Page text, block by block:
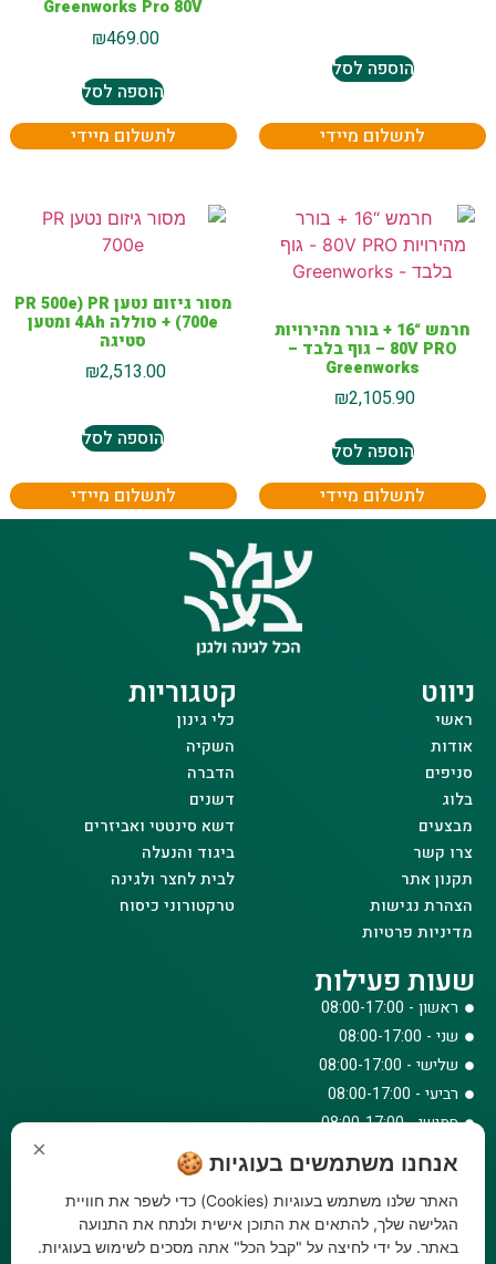
הוספה לסל
לתשלום מיידי
Greenworks Pro 80V
₪469.00
הוספה לסל
לתשלום מיידי
חרמש “16 + בורר מהירויות
80V PRO – גוף בלבד –
Greenworks
₪2,105.90
הוספה לסל
לתשלום מיידי
מסור גיזום נטען PR 500e) PR
700e) + סוללה 4Ah ומטען
סטיגה
₪2,513.00
הוספה לסל
לתשלום מיידי
ניווט
ראשי
אודות
סניפים
בלוג
מבצעים
צרו קשר
תקנון אתר
הצהרת נגישות
מדיניות פרטיות
קטגוריות
כלי גינון
השקיה
הדברה
דשנים
דשא סינטטי ואביזרים
ביגוד והנעלה
לבית לחצר ולגינה
טרקטורוני כיסוח
שעות פעילות
ראשון - 08:00-17:00
שני - 08:00-17:00
שלישי - 08:00-17:00
רביעי - 08:00-17:00
חמישי - 08:00-17:00
שישי - 08:00-12:30
צרו קשר
073-779-6243
וואטסאפ
× אנחנו משתמשים בעוגיות 🍪
האתר שלנו משתמש בעוגיות (Cookies) כדי לשפר את חוויית
הגלישה שלך, להתאים את התוכן אישית ולנתח את התנועה
באתר. על ידי לחיצה על "קבל הכל" אתה מסכים לשימוש בעוגיות.